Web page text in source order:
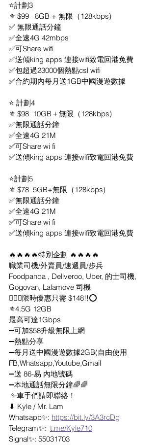
⭐計劃3
⚜️ $99   8GB + 無限（128kbps)
✅ 無限通話分鐘
✅全速4G 42mbps
✅可Share wifi
✅送傾king apps 連接wifi致電回港免費
✅包超過23000個熱點csl wifi
✅合約期內每月送1GB中國漫遊數據
⭐ 計劃4
⚜️ $98  10GB＋無限（128kbps)
✅無限通話分鐘
✅全速4G 21M
✅可Share wi fi
✅送傾king apps 連接wifi致電回港免費
⭐計劃5
⚜️ $78  5GB+無限（128kbps)
✅無限通話分鐘
✅全速4G 21M
✅可Share wi fi
✅送傾king apps 連接wifi致電回港免費
🔥🔥🔥🔥特別企劃 🔥🔥🔥🔥
職業司機/外賣員/速遞員/步兵
Foodpanda , Deliveroo, Uber, 的士司機,
Gogovan, Lalamove 司機
🕵🏻‍♂️限時優惠只需 $148!!⭕️
⚜️4.5G 12GB
最高可達1Gbps
➖可加$58升級無限上網
➖熱點分享
➖每月送中國漫遊數據2GB(自由使用
FB,Whatsapp,Youtube,Gmail
➖送 86-易 內地號碼
➖本地通話無限分鐘🌈🌈
✨車手們請即聯絡！
⬇ Kyle / Mr. Lam
Whatsapp✨: https://bit.ly/3A3rcDg
Telegram✨: t.me/Kyle710
Signal✨: 55031703